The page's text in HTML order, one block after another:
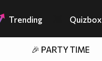
Trending Quizbox
🎉 PARTY TIME